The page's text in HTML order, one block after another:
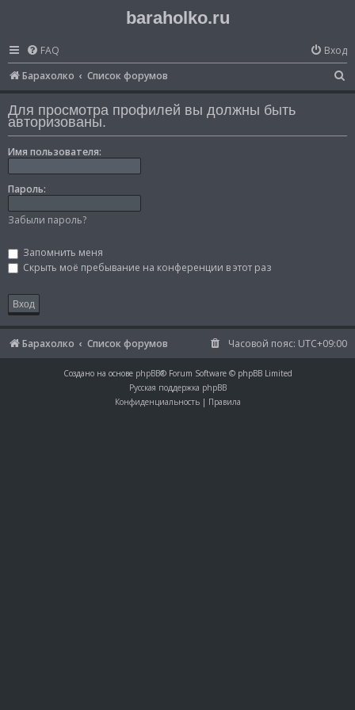
baraholko.ru
FAQ
Вход
Барахолко
Список форумов
о
с
Для просмотра профилей вы должны быть
авторизованы.
Имя пользователя:
Пароль:
Забыли пароль?
Запомнить меня
Скрыть моё пребывание на конференции в этот раз
Барахолко Список форумов Часовой пояс: UTC+09:00
Создано на основе phpBB® Forum Software © phpBB Limited
Русская поддержка phpBB
Конфиденциальность| Правила